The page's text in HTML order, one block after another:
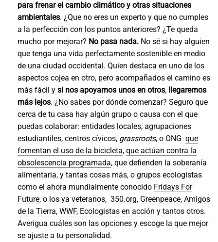
para frenar el cambio climático y otras situaciones
ambientales. ¿Que no eres un experto y que no cumples
a la perfección con los puntos anteriores? ¿Te queda
mucho por mejorar? No pasa nada.No sé si hay alguien
que tenga una vida perfectamente sostenible en medio
de una ciudad occidental. Quien destaca en uno de los
aspectos cojea en otro, pero acompañados el camino es
más fácil y si nos apoyamos unos en otros, llegaremos
más lejos. ¿No sabes por dónde comenzar? Seguro que
cerca de tu casa hay algún grupo o causa con el que
puedas colaborar: entidades locales, agrupaciones
estudiantiles, centros cívicos, grassroots, o ONG que
fomentan el uso de la bicicleta, que actúan contra la
obsolescencia programada, que defienden la soberanía
alimentaria, y tantas cosas más, o grupos ecologistas
como el ahora mundialmente conocido Fridays For
Future, o los ya veteranos, 350.org, Greenpeace, Amigos
de la Tierra, WWF, Ecologistas en acción y tantos otros.
Averigua cuáles son las opciones y escoge la que mejor
se ajuste a tu personalidad.